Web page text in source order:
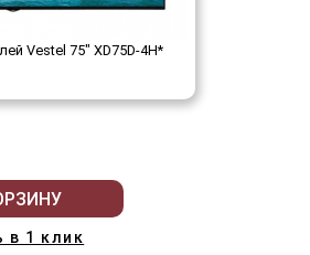
Vestel 75" XD75D-4H*
в 1 клик